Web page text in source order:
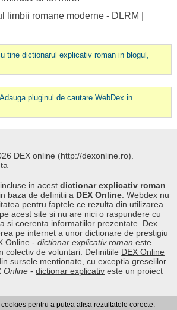
limbii romane moderne - DLRM
tine dictionarul explicativ roman in blogul,
pluginul de cautare WebDex in
DEX online (http://dexonline.ro).
in acestdictionar explicativ roman
baza de definitii a DEX Online . Webdex nu
pentru faptele ce rezulta din utilizarea
acest site si nu are nici o raspundere cu
si coerenta informatiilor prezentate. Dex
pe internet a unor dictionare de prestigiu
Online -dictionar explicativ roman este
colectiv de voluntari. Definitiile DEX Online
sursele mentionate, cu exceptia greselilor
Online -dictionar explicativ este un proiect
pentru a putea afisa rezultatele corecte.